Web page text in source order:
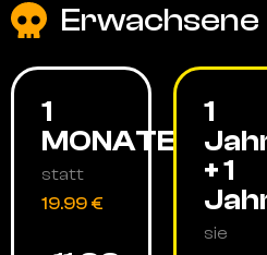
Erwachsene
1
MONATE
statt
19.99 €
1
+ 1
sie